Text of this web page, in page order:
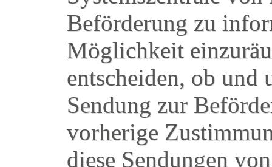
Beförderung zu
Möglichkeit
entscheiden, ob und
Sendung zur
vorherige
diese Sendungen